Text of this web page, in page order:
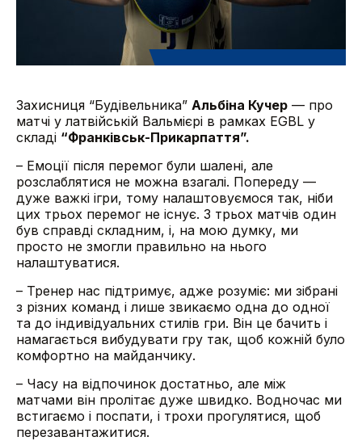
Захисниця “Будівельника” Альбіна Кучер — про
матчі у латвійській Вальмієрі в рамках EGBL у
складі “Франківськ-Прикарпаття”.
– Емоції після перемог були шалені, але
розслаблятися не можна взагалі. Попереду —
дуже важкі ігри, тому налаштовуємося так, ніби
цих трьох перемог не існує. З трьох матчів один
був справді складним, і, на мою думку, ми
просто не змогли правильно на нього
налаштуватися.
– Тренер нас підтримує, адже розуміє: ми зібрані
з різних команд і лише звикаємо одна до одної
та до індивідуальних стилів гри. Він це бачить і
намагається вибудувати гру так, щоб кожній було
комфортно на майданчику.
– Часу на відпочинок достатньо, але між
матчами він пролітає дуже швидко. Водночас ми
встигаємо і поспати, і трохи прогулятися, щоб
перезавантажитися.